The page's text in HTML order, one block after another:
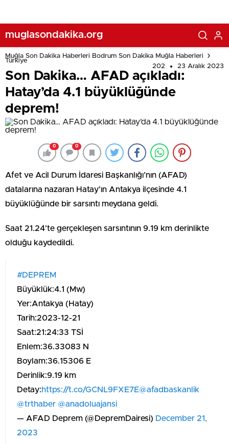
muglasondakika.org
Muğla Son Dakika Haberleri Bodrum Son Dakika Muğla Haberleri
Türkiye
202
23 Aralık 2023
Son Dakika… AFAD açıkladı:
Hatay’da 4.1 büyüklüğünde
deprem!
0 0
Afet ve Acil Durum İdaresi Başkanlığı’nın (AFAD)
datalarına nazaran Hatay’ın Antakya ilçesinde 4.1
büyüklüğünde bir sarsıntı meydana geldi.
Saat 21.24’te gerçekleşen sarsıntının 9.19 km derinlikte
olduğu kaydedildi.
#DEPREM
Büyüklük:4.1 (Mw)
Yer:Antakya (Hatay)
Tarih:2023-12-21
Saat:21:24:33 TSİ
Enlem:36.33083 N
Boylam:36.15306 E
Derinlik:9.19 km
Detay:https://t.co/GCNL9FXE7E@afadbaskanlik
@trthaber @anadoluajansi
— AFAD Deprem (@DepremDairesi) December 21,
2023